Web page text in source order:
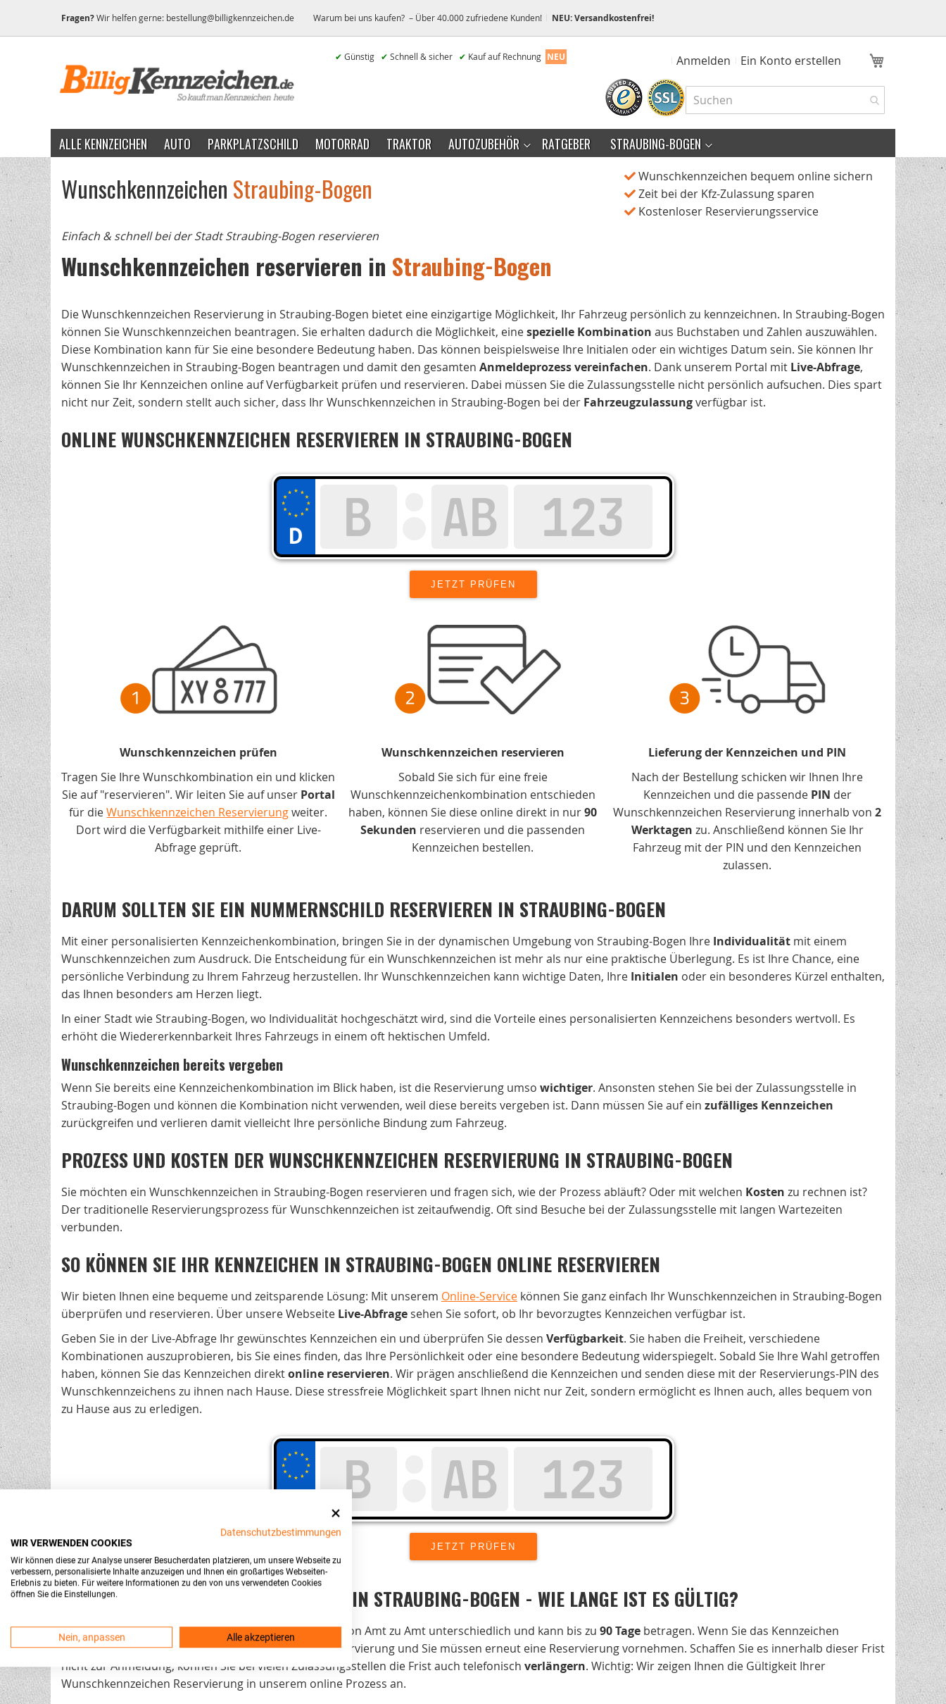
Fragen?Wir helfen gerne: bestellung@billigkennzeichen.de Warum bei uns kaufen? – Über 40.000 zufriedene Kunden! NEU: Versandkostenfrei!
✔ Günstig ✔ Schnell & sicher ✔ Kauf auf Rechnung NEU Anmelden Ein Konto erstellen
ALLE KENNZEICHEN AUTO PARKPLATZSCHILD MOTORRAD TRAKTOR AUTOZUBEHÖR RATGEBER STRAUBING-BOGEN
WunschkennzeichenStraubing-Bogen
Einfach & schnell bei der Stadt Straubing-Bogen reservieren
Wunschkennzeichen bequem online sichern
Zeit bei der Kfz-Zulassung sparen
Kostenloser Reservierungsservice
Wunschkennzeichen reservieren in Straubing-Bogen
Die Wunschkennzeichen Reservierung in Straubing-Bogen bietet eine einzigartige Möglichkeit, Ihr Fahrzeug persönlich zu kennzeichnen. In Straubing-Bogen
können Sie Wunschkennzeichen beantragen. Sie erhalten dadurch die Möglichkeit, einespezielle Kombination aus Buchstaben und Zahlen auszuwählen.
Diese Kombination kann für Sie eine besondere Bedeutung haben. Das können beispielsweise Ihre Initialen oder ein wichtiges Datum sein. Sie können Ihr
Wunschkennzeichen in Straubing-Bogen beantragen und damit den gesamten Anmeldeprozess vereinfachen. Dank unserem Portal mit Live-Abfrage,
können Sie Ihr Kennzeichen online auf Verfügbarkeit prüfen und reservieren. Dabei müssen Sie die Zulassungsstelle nicht persönlich aufsuchen. Dies spart
nicht nur Zeit, sondern stellt auch sicher, dass Ihr Wunschkennzeichen in Straubing-Bogen bei der Fahrzeugzulassungverfügbar ist.
ONLINE WUNSCHKENNZEICHEN RESERVIEREN IN STRAUBING-BOGEN
Wunschkennzeichen prüfen
Tragen Sie Ihre Wunschkombination ein und klicken
Sie auf "reservieren". Wir leiten Sie auf unser Portal
für dieWunschkennzeichen Reservierungweiter.
Dort wird die Verfügbarkeit mithilfe einer Live-
Abfrage geprüft.
Wunschkennzeichen reservieren
Sobald Sie sich für eine freie
Wunschkennzeichenkombination entschieden
haben, können Sie diese online direkt in nur90
Sekunden reservieren und die passenden
Kennzeichen bestellen.
Lieferung der Kennzeichen und PIN
Nach der Bestellung schicken wir Ihnen Ihre
Kennzeichen und die passende PIN der
Wunschkennzeichen Reservierung innerhalb von2
Werktagen zu. Anschließend können Sie Ihr
Fahrzeug mit der PIN und den Kennzeichen
zulassen.
DARUM SOLLTEN SIE EIN NUMMERNSCHILD RESERVIEREN IN STRAUBING-BOGEN
Mit einer personalisierten Kennzeichenkombination, bringen Sie in der dynamischen Umgebung von Straubing-Bogen Ihre Individualität mit einem
Wunschkennzeichen zum Ausdruck. Die Entscheidung für ein Wunschkennzeichen ist mehr als nur eine praktische Überlegung. Es ist Ihre Chance, eine
persönliche Verbindung zu Ihrem Fahrzeug herzustellen. Ihr Wunschkennzeichen kann wichtige Daten, Ihre Initialen oder ein besonderes Kürzel enthalten,
das Ihnen besonders am Herzen liegt.
In einer Stadt wie Straubing-Bogen, wo Individualität hochgeschätzt wird, sind die Vorteile eines personalisierten Kennzeichens besonders wertvoll. Es
erhöht die Wiedererkennbarkeit Ihres Fahrzeugs in einem oft hektischen Umfeld.
Wunschkennzeichen bereits vergeben
Wenn Sie bereits eine Kennzeichenkombination im Blick haben, ist die Reservierung umso wichtiger. Ansonsten stehen Sie bei der Zulassungsstelle in
Straubing-Bogen und können die Kombination nicht verwenden, weil diese bereits vergeben ist. Dann müssen Sie auf ein zufälliges Kennzeichen
zurückgreifen und verlieren damit vielleicht Ihre persönliche Bindung zum Fahrzeug.
PROZESS UND KOSTEN DER WUNSCHKENNZEICHEN RESERVIERUNG IN STRAUBING-BOGEN
Sie möchten ein Wunschkennzeichen in Straubing-Bogen reservieren und fragen sich, wie der Prozess abläuft? Oder mit welchen Kosten zu rechnen ist?
Der traditionelle Reservierungsprozess für Wunschkennzeichen ist zeitaufwendig. Oft sind Besuche bei der Zulassungsstelle mit langen Wartezeiten
verbunden.
SO KÖNNEN SIE IHR KENNZEICHEN IN STRAUBING-BOGEN ONLINE RESERVIEREN
Wir bieten Ihnen eine bequeme und zeitsparende Lösung: Mit unserem Online-Service können Sie ganz einfach Ihr Wunschkennzeichen in Straubing-Bogen
überprüfen und reservieren. Über unsere Webseite Live-Abfrage sehen Sie sofort, ob Ihr bevorzugtes Kennzeichen verfügbar ist.
Geben Sie in der Live-Abfrage Ihr gewünschtes Kennzeichen ein und überprüfen Sie dessen Verfügbarkeit. Sie haben die Freiheit, verschiedene
Kombinationen auszuprobieren, bis Sie eines finden, das Ihre Persönlichkeit oder eine besondere Bedeutung widerspiegelt. Sobald Sie Ihre Wahl getroffen
haben, können Sie das Kennzeichen direktonline reservieren. Wir prägen anschließend die Kennzeichen und senden diese mit der Reservierungs-PIN des
Wunschkennzeichens zu ihnen nach Hause. Diese stressfreie Möglichkeit spart Ihnen nicht nur Zeit, sondern ermöglicht es Ihnen auch, alles bequem von
zu Hause aus zu erledigen.
WUNSCHKENNZEICHEN RESERVIERING IN STRAUBING-BOGEN - WIE LANGE IST ES GÜLTIG?
Die Reservierungsdauer von Wunschkennzeichen ist von Amt zu Amt unterschiedlich und kann bis zu 90 Tage betragen. Wenn Sie das Kennzeichen
innerhalb dieser Frist nicht anmelden, verfällt die Reservierung und Sie müssen erneut eine Reservierung vornehmen. Schaffen Sie es innerhalb dieser Frist
nicht zur Anmeldung, können Sie bei vielen Zulassungsstellen die Frist auch telefonisch verlängern. Wichtig: Wir zeigen Ihnen die Gültigkeit Ihrer
Wunschkennzeichen Reservierung in unserem online Prozess an.
Datenschutzbestimmungen
WIR VERWENDEN COOKIES
Wir können diese zur Analyse unserer Besucherdaten platzieren, um unsere Webseite zu
verbessern, personalisierte Inhalte anzuzeigen und Ihnen ein großartiges Webseiten-
Erlebnis zu bieten. Für weitere Informationen zu den von uns verwendeten Cookies
öffnen Sie die Einstellungen.
Nein, anpassen Alle akzeptieren